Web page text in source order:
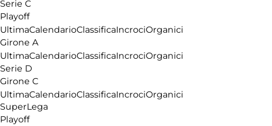
Serie C
Playoff
UltimaCalendarioClassificaIncrociOrganici
Girone A
UltimaCalendarioClassificaIncrociOrganici
Serie D
Girone C
UltimaCalendarioClassificaIncrociOrganici
SuperLega
Playoff